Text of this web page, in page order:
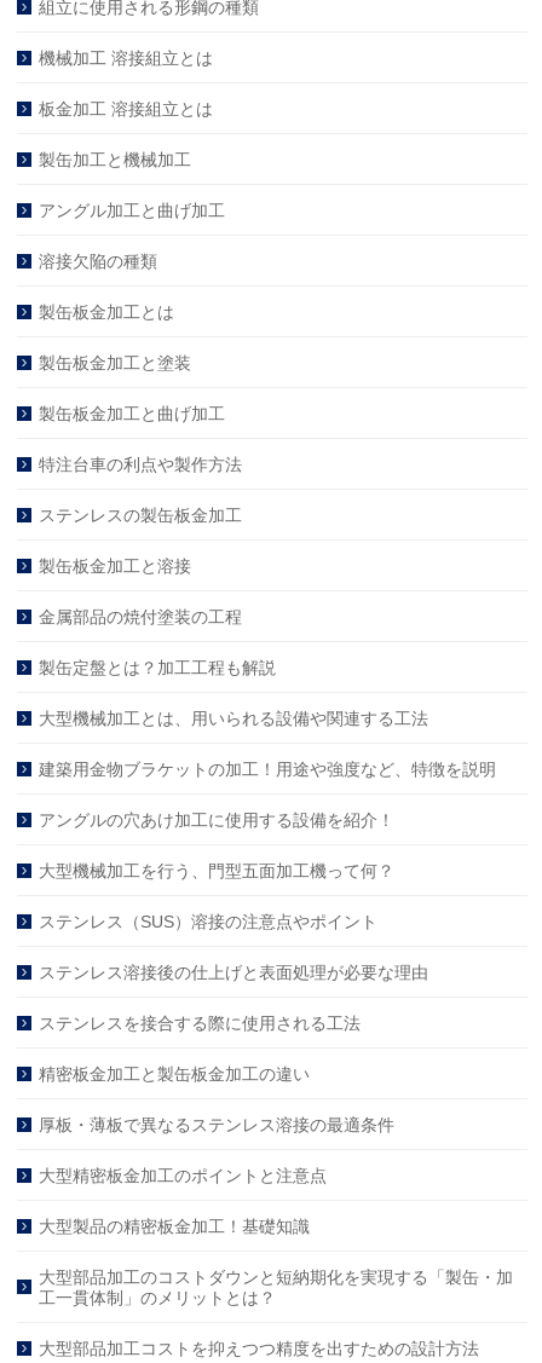
組立に使用される形鋼の種類
機械加工 溶接組立とは
板金加工 溶接組立とは
製缶加工と機械加工
アングル加工と曲げ加工
溶接欠陥の種類
製缶板金加工とは
製缶板金加工と塗装
製缶板金加工と曲げ加工
特注台車の利点や製作方法
ステンレスの製缶板金加工
製缶板金加工と溶接
金属部品の焼付塗装の工程
製缶定盤とは？加工工程も解説
大型機械加工とは、用いられる設備や関連する工法
建築用金物ブラケットの加工！用途や強度など、特徴を説明
アングルの穴あけ加工に使用する設備を紹介！
大型機械加工を行う、門型五面加工機って何？
ステンレス（SUS）溶接の注意点やポイント
ステンレス溶接後の仕上げと表面処理が必要な理由
ステンレスを接合する際に使用される工法
精密板金加工と製缶板金加工の違い
厚板・薄板で異なるステンレス溶接の最適条件
大型精密板金加工のポイントと注意点
大型製品の精密板金加工！基礎知識
大型部品加工のコストダウンと短納期化を実現する「製缶・加
工一貫体制」のメリットとは？
大型部品加工コストを抑えつつ精度を出すための設計方法